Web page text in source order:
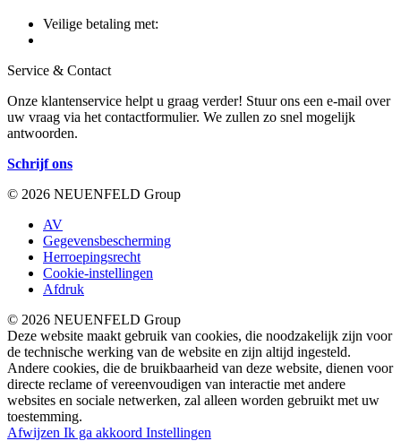
Veilige betaling met:
Service & Contact
Onze klantenservice helpt u graag verder! Stuur ons een e-mail over
uw vraag via het contactformulier. We zullen zo snel mogelijk
antwoorden.
Schrijf ons
© 2026 NEUENFELD Group
AV
Gegevensbescherming
Herroepingsrecht
Cookie-instellingen
Afdruk
© 2026 NEUENFELD Group
Deze website maakt gebruik van cookies, die noodzakelijk zijn voor
de technische werking van de website en zijn altijd ingesteld.
Andere cookies, die de bruikbaarheid van deze website, dienen voor
directe reclame of vereenvoudigen van interactie met andere
websites en sociale netwerken, zal alleen worden gebruikt met uw
toestemming.
Afwijzen Ik ga akkoord Instellingen